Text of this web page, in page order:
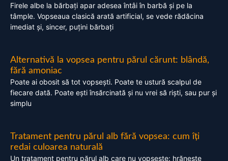
Firele albe la bărbați apar adesea întâi în barbă și pe la
tâmple. Vopseaua clasică arată artificial, se vede rădăcina
imediat și, sincer, puțini bărbați
Alternativă la vopsea pentru părul cărunt: blândă,
fără amoniac
Poate ai obosit să tot vopsești. Poate te ustură scalpul de
fiecare dată. Poate ești însărcinată și nu vrei să riști, sau pur și
simplu
Tratament pentru părul alb fără vopsea: cum îți
redai culoarea naturală
Un tratament pentru părul alb care nu vopsește: hrănește